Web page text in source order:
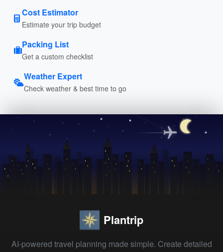
Cost Estimator
Estimate your trip budget
Packing List
Get a custom checklist
Weather Expert
Check weather & best time to go
Plantrip
AI-powered travel planning made simple. Create detailed